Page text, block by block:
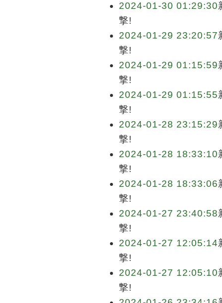
2024-01-30 01:29:30
撃!
2024-01-29 23:20:57
撃!
2024-01-29 01:15:59
撃!
2024-01-29 01:15:55
撃!
2024-01-28 23:15:29
撃!
2024-01-28 18:33:10
撃!
2024-01-28 18:33:06
撃!
2024-01-27 23:40:58
撃!
2024-01-27 12:05:14
撃!
2024-01-27 12:05:10
撃!